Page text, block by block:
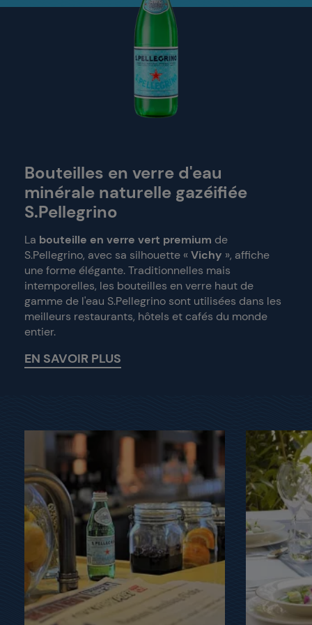
Bouteilles en verre d'eau
minérale naturelle gazéifiée
S.Pellegrino
La bouteille en verre vert premium de
S.Pellegrino, avec sa silhouette « Vichy », affiche
une forme élégante. Traditionnelles mais
intemporelles, les bouteilles en verre haut de
gamme de l'eau S.Pellegrino sont utilisées dans les
meilleurs restaurants, hôtels et cafés du monde
entier.
EN SAVOIR PLUS